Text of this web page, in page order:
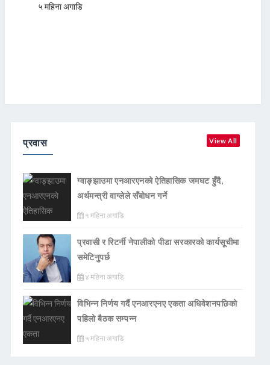
५ महिना अगाडि
प्रवास View All
ग्वाङ्झाउमा एनआरएनको ऐतिहासिक जमघट हुँदै,
अर्थमन्त्री वाग्लेले सँबोधन गर्ने
१ महिना अगाडि
प्रवासी र रिटर्नी नेपालीको पीडा सरकारको कार्यसूचीमा
समेटिनुपर्छ
४ महिना अगाडि
विभिन्न निर्णय गर्दै एनआरएनए एकता अधिवेशनपछिको
पहिलो बैठक सम्पन्न
५ महिना अगाडि